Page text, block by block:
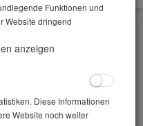
Reaktion
Funktionen und
Website dringend
anzeigen
Diese Informationen
Website noch weiter